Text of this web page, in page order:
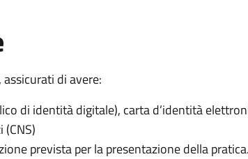
di avere:
di identità digitale), carta d’identità
prevista per la presentazione della pratica.